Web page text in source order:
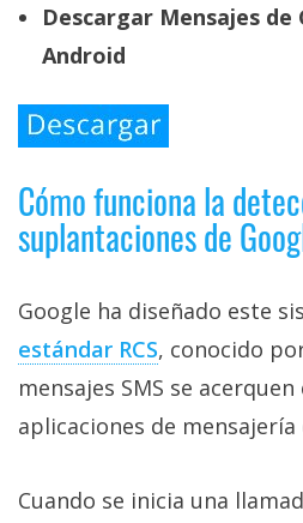
Descargar Mensajes de
Android
Cómo funciona la
suplantaciones de
Google ha diseñado este
estándar RCS‎, conocido
mensajes SMS se
aplicaciones de
Cuando se inicia una